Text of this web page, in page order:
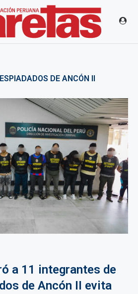
DE ANCÓN II
a 11 integrantes de
de Ancón II evita